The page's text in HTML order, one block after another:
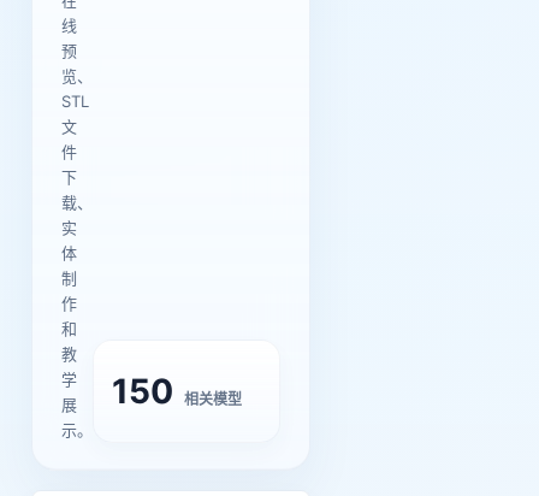
线
预
览、
STL
文
件
下
载、
实
体
制
作
和
教
学
展
示。
150 相关模型